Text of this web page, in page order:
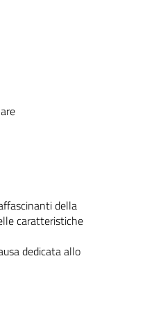
della
caratteristiche
dedicata allo